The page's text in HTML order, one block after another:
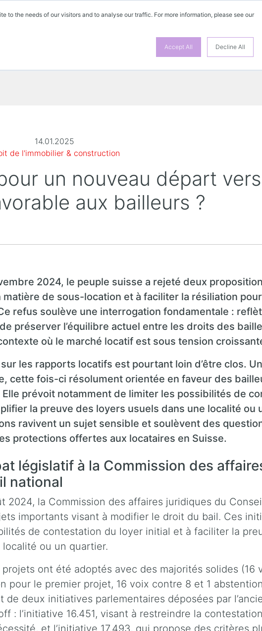
to the needs of our visitors and to analyse our traffic. For more information, please see our
Accept All Decline All
14.01.2025
de l'immobilier & construction
un nouveau départ
aux bailleurs ?
2024, le peuple suisse a rejeté deux
matière de sous-location et à faciliter la résiliation
refus soulève une interrogation fondamentale :
préserver l’équilibre actuel entre les droits des
où le marché locatif est sous tension
les rapports locatifs est pourtant loin d’être clos.
cette fois-ci résolument orientée en faveur des
Elle prévoit notamment de limiter les possibilités de
la preuve des loyers usuels dans une localité ou
ravivent un sujet sensible et soulèvent des
protections offertes aux locataires en Suisse.
législatif à la Commission des
national
2024, la Commission des affaires juridiques du
importants visant à modifier le droit du bail. Ces
de contestation du loyer initial et à faciliter la
localité ou un quartier.
projets ont été adoptés avec des majorités solides (16
pour le premier projet, 16 voix contre 8 et 1
de deux initiatives parlementaires déposées par
: l’initiative 16.451, visant à restreindre la
et l’initiative 17.493, qui propose des critères